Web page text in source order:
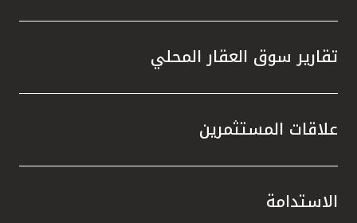
تقارير سوق العقار المحلي
علاقات المستثمرين
الاستدامة